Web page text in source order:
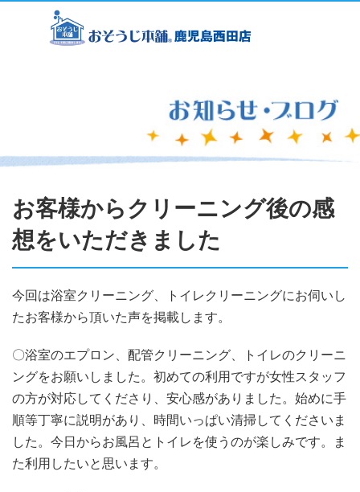
お客様からクリーニング後の感
想をいただきました
今回は浴室クリーニング、トイレクリーニングにお伺いし
たお客様から頂いた声を掲載します。
〇浴室のエプロン、配管クリーニング、トイレのクリーニ
ングをお願いしました。初めての利用ですが女性スタッフ
の方が対応してくださり、安心感がありました。始めに手
順等丁寧に説明があり、時間いっぱい清掃してくださいま
した。今日からお風呂とトイレを使うのが楽しみです。ま
た利用したいと思います。